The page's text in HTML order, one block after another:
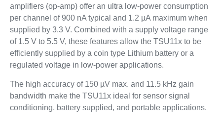
amplifiers (op-amp) offer an ultra low-power consumption
per channel of 900 nA typical and 1.2 µA maximum when
supplied by 3.3 V. Combined with a supply voltage range
of 1.5 V to 5.5 V, these features allow the TSU11x to be
efficiently supplied by a coin type Lithium battery or a
regulated voltage in low-power applications.
The high accuracy of 150 µV max. and 11.5 kHz gain
bandwidth make the TSU11x ideal for sensor signal
conditioning, battery supplied, and portable applications.